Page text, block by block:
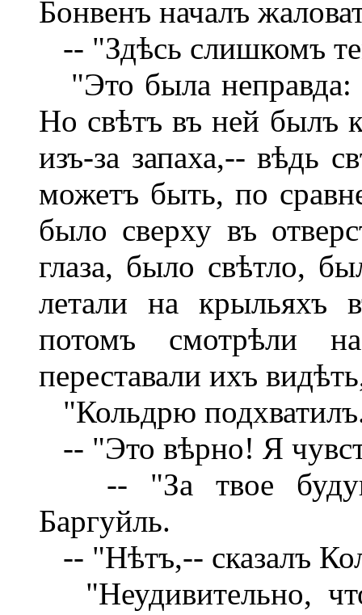
Бонвенъ началъ
-- "Здѣсь слишкомъ
"Это была неправда:
Но свѣтъ въ ней былъ
изъ-за запаха,-- вѣдь
можетъ быть, по
было сверху въ
глаза, было свѣтло,
летали на
потомъ смотрѣли
переставали ихъ
"Кольдрю
-- "Это вѣрно! Я
-- "За твое
Баргуйль.
-- "Нѣтъ,-- сказалъ
"Неудивительно,